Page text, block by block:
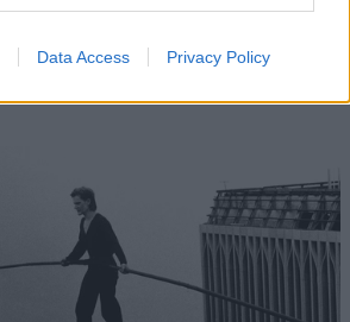
Data Access Privacy Policy
«Δεν πιστεύω στον